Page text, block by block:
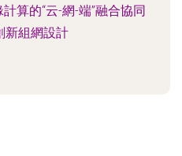
算的“云-網-端”融合協同
新組網設計